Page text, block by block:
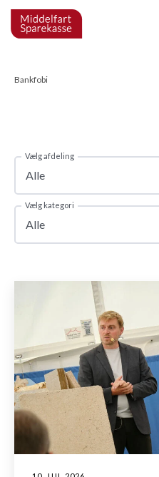
Bankfobi
Vælg afdeling
Alle
Vælg kategori
Alle